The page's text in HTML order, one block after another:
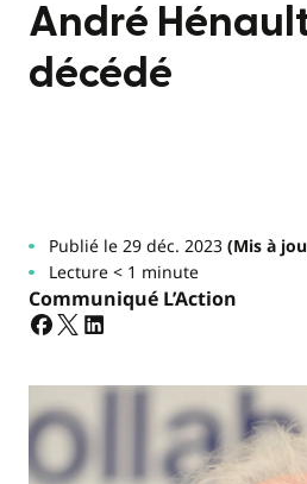
André
décédé
Publié le 29 déc. 2023(Mis à
Lecture < 1 minute
Communiqué L’Action